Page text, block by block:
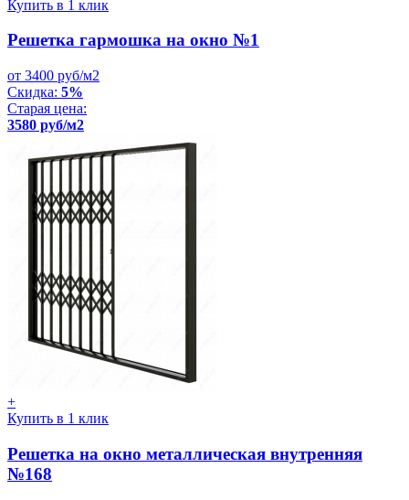
Купить в 1 клик
Решетка гармошка на окно №1
от 3400 руб/м2
Скидка: 5%
Старая цена:
3580 руб/м2
+
Купить в 1 клик
Решетка на окно металлическая внутренняя
№168